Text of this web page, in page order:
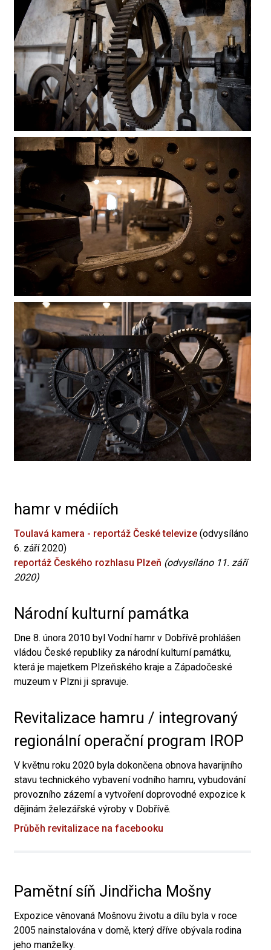
hamr v médiích
Toulavá kamera - reportáž České televize (odvysíláno
6. září 2020)
reportáž Českého rozhlasu Plzeň (odvysíláno 11. září
2020)
Národní kulturní památka
Dne 8. února 2010 byl Vodní hamr v Dobřívě prohlášen
vládou České republiky za národní kulturní památku,
která je majetkem Plzeňského kraje a Západočeské
muzeum v Plzni ji spravuje.
Revitalizace hamru / integrovaný
regionální operační program IROP
V květnu roku 2020 byla dokončena obnova havarijního
stavu technického vybavení vodního hamru, vybudování
provozního zázemí a vytvoření doprovodné expozice k
dějinám železářské výroby v Dobřívě.
Průběh revitalizace na facebooku
Pamětní síň Jindřicha Mošny
Expozice věnovaná Mošnovu životu a dílu byla v roce
2005 nainstalována v domě, který dříve obývala rodina
jeho manželky.